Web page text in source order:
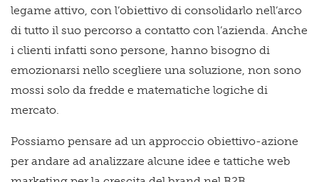
legame attivo, con l’obiettivo di consolidarlo nell’arco
di tutto il suo percorso a contatto con l’azienda. Anche
i clienti infatti sono persone, hanno bisogno di
emozionarsi nello scegliere una soluzione, non sono
mossi solo da fredde e matematiche logiche di
mercato.
Possiamo pensare ad un approccio obiettivo-azione
per andare ad analizzare alcune idee e tattiche web